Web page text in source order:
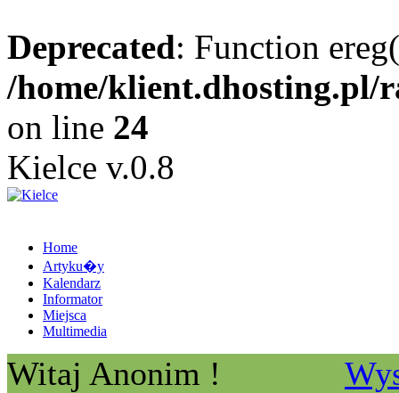
Deprecated: Function
/home/klient.dhosting.pl/
on line 24
Kielce v.0.8
Home
Artyku�y
Kalendarz
Informator
Miejsca
Multimedia
Witaj Anonim !